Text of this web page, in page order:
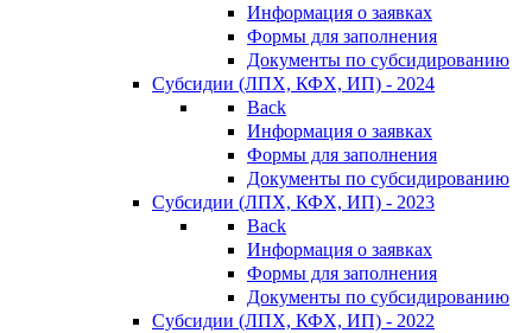
Информация о заявках
Формы для заполнения
Документы по субсидированию
Субсидии (ЛПХ, КФХ, ИП) - 2024
Back
Информация о заявках
Формы для заполнения
Документы по субсидированию
Субсидии (ЛПХ, КФХ, ИП) - 2023
Back
Информация о заявках
Формы для заполнения
Документы по субсидированию
Субсидии (ЛПХ, КФХ, ИП) - 2022